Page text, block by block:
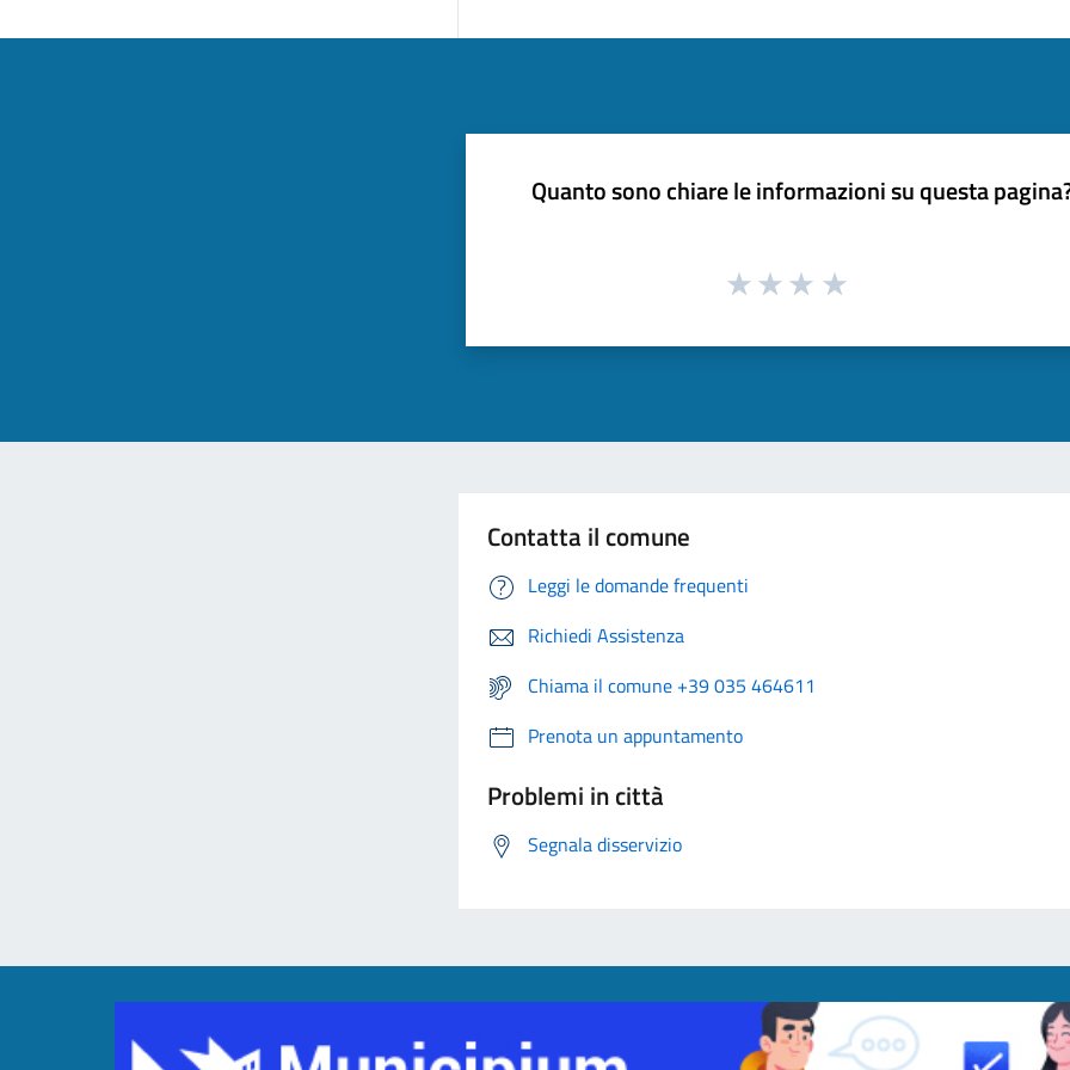
Quanto sono chiare le informazioni su questa
Contatta il comune
Leggi le domande frequenti
Richiedi Assistenza
Chiama il comune +39 035 464611
Prenota un appuntamento
Problemi in città
Segnala disservizio